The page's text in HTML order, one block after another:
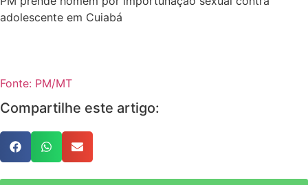
adolescente em Cuiabá
Fonte: PM/MT
Compartilhe este artigo: